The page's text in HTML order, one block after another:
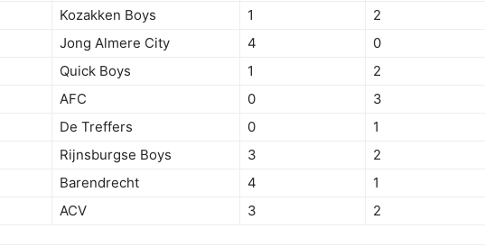
Kozakken Boys 1
2
Jong Almere City 4
0
Quick Boys 1
2
AFC 0
3
De Treffers 0
1
Rijnsburgse Boys 3
2
Barendrecht 4
1
ACV 3 2